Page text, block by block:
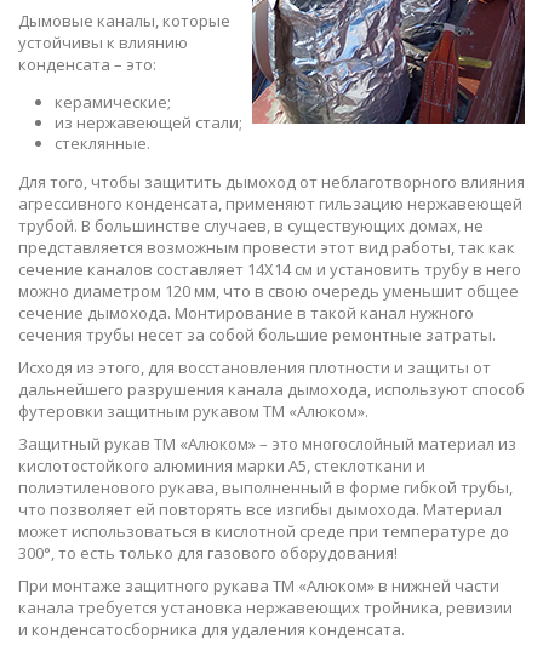
Дымовые каналы, которые
устойчивы к влиянию
конденсата – это:
керамические;
из нержавеющей стали;
стеклянные.
Для того, чтобы защитить дымоход от неблаготворного влияния
агрессивного конденсата, применяют гильзацию нержавеющей
трубой. В большинстве случаев, в существующих домах, не
представляется возможным провести этот вид работы, так как
сечение каналов составляет 14Х14 см и установить трубу в него
можно диаметром 120 мм, что в свою очередь уменьшит общее
сечение дымохода. Монтирование в такой канал нужного
сечения трубы несет за собой большие ремонтные затраты.
Исходя из этого, для восстановления плотности и защиты от
дальнейшего разрушения канала дымохода, используют способ
футеровки защитным рукавом ТМ «Алюком».
Защитный рукав ТМ «Алюком» – это многослойный материал из
кислотостойкого алюминия марки А5, стеклоткани и
полиэтиленового рукава, выполненный в форме гибкой трубы,
что позволяет ей повторять все изгибы дымохода. Материал
может использоваться в кислотной среде при температуре до
300°, то есть только для газового оборудования!
При монтаже защитного рукава ТМ «Алюком» в нижней части
канала требуется установка нержавеющих тройника, ревизии
и конденсатосборника для удаления конденсата.